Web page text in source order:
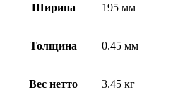
Ширина 195 мм
Толщина 0.45 мм
Вес нетто 3.45 кг